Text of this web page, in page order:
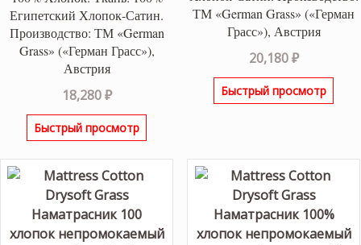
Египетский Хлопок-Сатин.
Производство: ТМ «German
Grass» («Герман Грасс»),
Австрия
18,280₽
Быстрый просмотр
ТМ «German Grass» («Герман
Грасс»), Австрия
20,180₽
Быстрый просмотр